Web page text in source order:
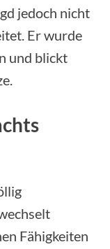
jedoch nicht
Er wurde
und blickt
Fähigkeiten